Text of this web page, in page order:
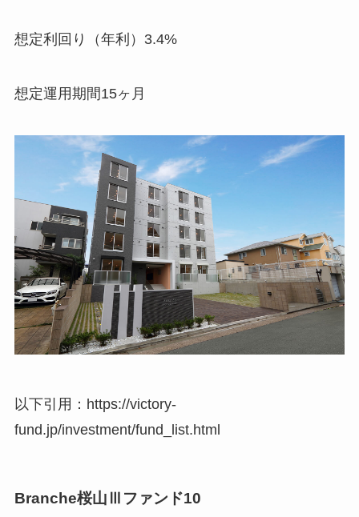
想定利回り（年利）3.4%
想定運用期間15ヶ月
以下引用：https://victory-
fund.jp/investment/fund_list.html
Branche桜山Ⅲファンド10